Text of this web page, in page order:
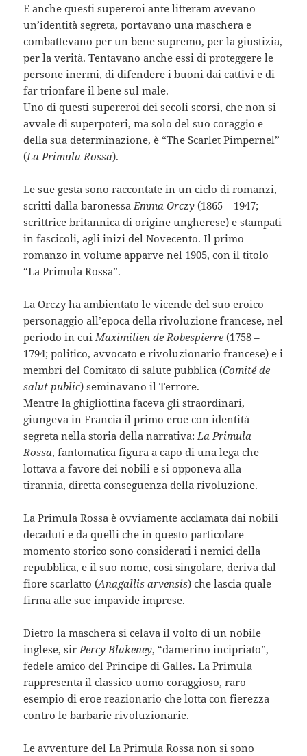
E anche questi supereroi ante litteram avevano
un’identità segreta, portavano una maschera e
combattevano per un bene supremo, per la giustizia,
per la verità. Tentavano anche essi di proteggere le
persone inermi, di difendere i buoni dai cattivi e di
far trionfare il bene sul male.
Uno di questi supereroi dei secoli scorsi, che non si
avvale di superpoteri, ma solo del suo coraggio e
della sua determinazione, è “The Scarlet Pimpernel”
(La Primula Rossa).
Le sue gesta sono raccontate in un ciclo di romanzi,
scritti dalla baronessa Emma Orczy (1865 – 1947;
scrittrice britannica di origine ungherese) e stampati
in fascicoli, agli inizi del Novecento. Il primo
romanzo in volume apparve nel 1905, con il titolo
“La Primula Rossa”.
La Orczy ha ambientato le vicende del suo eroico
personaggio all’epoca della rivoluzione francese, nel
periodo in cui Maximilien de Robespierre (1758 –
1794; politico, avvocato e rivoluzionario francese) e i
membri del Comitato di salute pubblica (Comité de
salut public) seminavano il Terrore.
Mentre la ghigliottina faceva gli straordinari,
giungeva in Francia il primo eroe con identità
segreta nella storia della narrativa: La Primula
Rossa, fantomatica figura a capo di una lega che
lottava a favore dei nobili e si opponeva alla
tirannia, diretta conseguenza della rivoluzione.
La Primula Rossa è ovviamente acclamata dai nobili
decaduti e da quelli che in questo particolare
momento storico sono considerati i nemici della
repubblica, e il suo nome, così singolare, deriva dal
fiore scarlatto (Anagallis arvensis) che lascia quale
firma alle sue impavide imprese.
Dietro la maschera si celava il volto di un nobile
inglese, sir Percy Blakeney, “damerino incipriato”,
fedele amico del Principe di Galles. La Primula
rappresenta il classico uomo coraggioso, raro
esempio di eroe reazionario che lotta con fierezza
contro le barbarie rivoluzionarie.
Le avventure del La Primula Rossa non si sono